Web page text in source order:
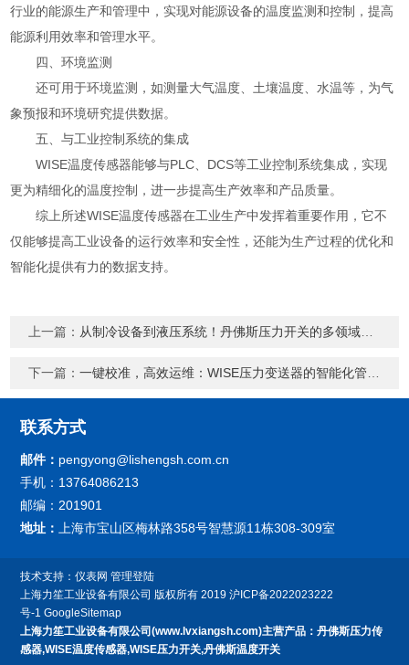
行业的能源生产和管理中，实现对能源设备的温度监测和控制，提高
能源利用效率和管理水平。
四、环境监测
还可用于环境监测，如测量大气温度、土壤温度、水温等，为气
象预报和环境研究提供数据。
五、与工业控制系统的集成
WISE温度传感器能够与PLC、DCS等工业控制系统集成，实现
更为精细化的温度控制，进一步提高生产效率和产品质量。
综上所述WISE温度传感器在工业生产中发挥着重要作用，它不
仅能够提高工业设备的运行效率和安全性，还能为生产过程的优化和
智能化提供有力的数据支持。
上一篇： 从制冷设备到液压系统！丹佛斯压力开关的多领域应用场景
下一篇：一键校准，高效运维：WISE压力变送器的智能化管理之道
联系方式
邮件： pengyong@lishengsh.com.cn
手机：13764086213
邮编：201901
地址：上海市宝山区梅林路358号智慧源11栋308-309室
技术支持：仪表网 管理登陆
上海力笙工业设备有限公司 版权所有 2019沪ICP备2022023222
号-1 GoogleSitemap
上海力笙工业设备有限公司(www.lvxiangsh.com)主营产品：丹佛斯压力传
感器,WISE温度传感器,WISE压力开关,丹佛斯温度开关